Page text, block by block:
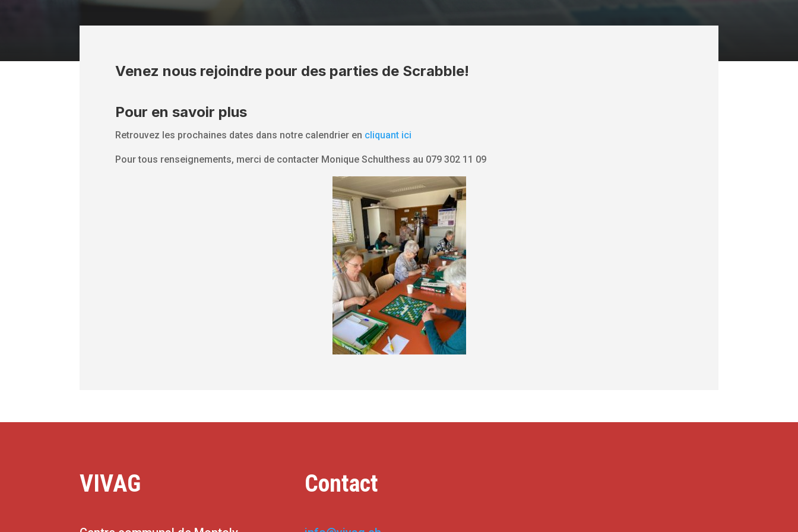
Venez nous rejoindre pour des parties de Scrabble!
Pour en savoir plus
Retrouvez les prochaines dates dans notre calendrier en cliquant ici
Pour tous renseignements, merci de contacter Monique Schulthess au 079 302 11 09
VIVAG Contact